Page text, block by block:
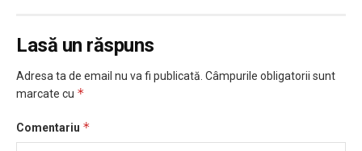
Lasă un răspuns
Adresa ta de email nu va fi publicată. Câmpurile obligatorii sunt
marcate cu *
Comentariu *